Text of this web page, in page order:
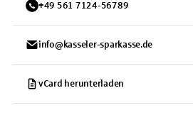
+49 561 7124-56789
info@kasseler-sparkasse.de
vCard herunterladen